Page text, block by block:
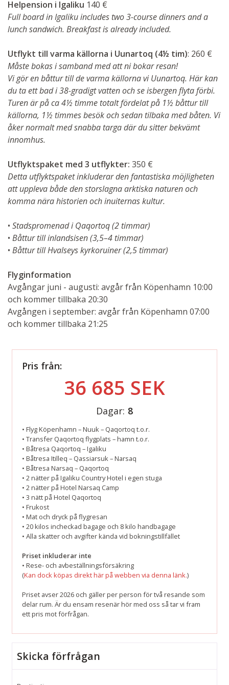
Helpension i Igaliku 140 €
Full board in Igaliku includes two 3-course dinners and a
lunch sandwich. Breakfast is already included.
Utflykt till varma källorna i Uunartoq (4½ tim): 260 €
Måste bokas i samband med att ni bokar resan!
Vi gör en båttur till de varma källorna vi Uunartoq. Här kan
du ta ett bad i 38-gradigt vatten och se isbergen flyta förbi.
Turen är på ca 4½ timme totalt fördelat på 1½ båttur till
källorna, 1½ timmes besök och sedan tilbaka med båten. Vi
åker normalt med snabba targa där du sitter bekvämt
innomhus.
Utflyktspaket med 3 utflykter: 350 €
Detta utflyktspaket inkluderar den fantastiska möjligheten
att uppleva både den storslagna arktiska naturen och
komma nära historien och inuiternas kultur.
• Stadspromenad i Qaqortoq (2 timmar)
• Båttur till inlandsisen (3,5–4 timmar)
• Båttur till Hvalseys kyrkoruiner (2,5 timmar)
Flyginformation
Avgångar juni - augusti: avgår från Köpenhamn 10:00
och kommer tillbaka 20:30
Avgången i september: avgår från Köpenhamn 07:00
och kommer tillbaka 21:25
Pris från:
36 685 SEK
Dagar: 8
• Flyg Köpenhamn – Nuuk – Qaqortoq t.o.r.
• Transfer Qaqortoq flygplats – hamn t.o.r.
• Båtresa Qaqortoq – Igaliku
• Båtresa Itilleq – Qassiarsuk – Narsaq
• Båtresa Narsaq – Qaqortoq
• 2 nätter på Igaliku Country Hotel i egen stuga
• 2 nätter på Hotel Narsaq Camp
• 3 nätt på Hotel Qaqortoq
• Frukost
• Mat och dryck på flygresan
• 20 kilos incheckad bagage och 8 kilo handbagage
• Alla skatter och avgifter kända vid bokningstillfället
Priset inkluderar inte
• Rese- och avbeställningsförsäkring
(Kan dock köpas direkt här på webben via denna länk.)
Priset avser 2026 och gäller per person för två resande som
delar rum. Är du ensam resenär hör med oss så tar vi fram
ett pris mot förfrågan.
Skicka förfrågan